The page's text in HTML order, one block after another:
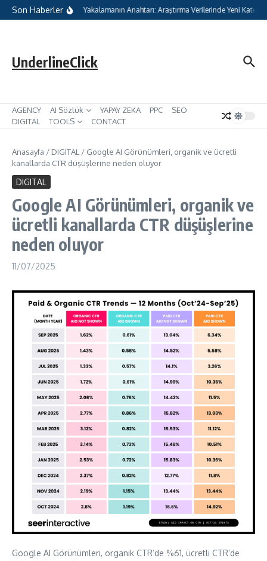
İçeriğe atla
Son Haberler
Pazarlamada Geleceği Yakalamanın Anahtarı: Araştırma Verilerinde Yeni
UnderlineClick
AGENCY AI Sözlük YAPAY ZEKA PPC
SEO
DIGITAL
TOOLS CONTACT
Anasayfa / DIGITAL / Google AI Görünümleri, organik ve ücretli
kanallarda CTR düşüşlerine neden oluyor
DIGITAL
Google AI Görünümleri, organik ve
ücretli kanallarda CTR düşüşlerine
neden oluyor
11/07/2025
Google AI Görünümleri, organik CTR’de %61, ücretli CTR’de